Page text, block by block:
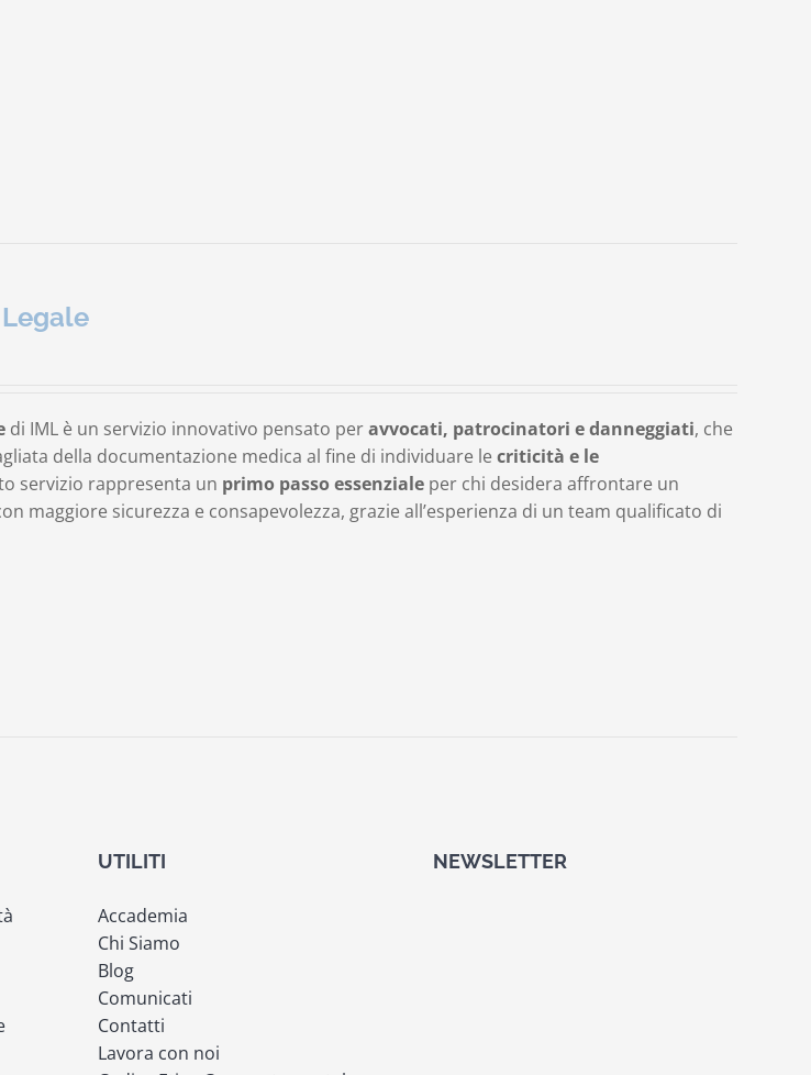
di IML è un servizio innovativo pensato peravvocati, patrocinatori e danneggiati, che
della documentazione medica al fine di individuare le criticità e le
servizio rappresenta un primo passo essenzialeper chi desidera affrontare un
maggiore sicurezza e consapevolezza, grazie all’esperienza di un team qualificato di
UTILITI
Accademia
Chi Siamo
Blog
Comunicati
Contatti
Lavora con noi
NEWSLETTER